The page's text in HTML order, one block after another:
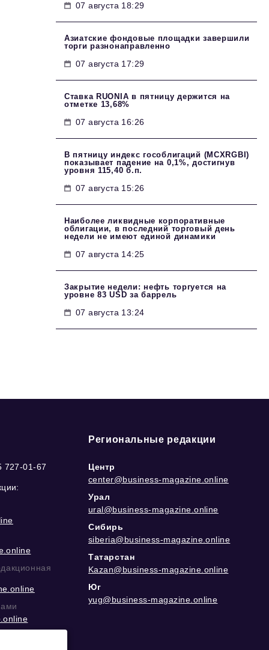
07 августа 18:29
Азиатские фондовые площадки завершили
торги разнонаправленно
07 августа 17:29
Ставка RUONIA в пятницу держится на
отметке 13,68%
07 августа 16:26
В пятницу индекс гособлигаций (MCXRGBI)
показывает падение на 0,1%, достигнув
уровня 115,40 б.п.
07 августа 15:26
Наиболее ликвидные корпоративные
облигации, в последний торговый день
недели не имеют единой динамики
07 августа 14:25
Закрытие недели: нефть торгуется на
уровне 83 USD за баррель
07 августа 13:24
727-01-67
Региональные редакции
Центр
center@business-magazine.online
Урал
ural@business-magazine.online
Сибирь
siberia@business-magazine.online
Татарстан
Kazan@business-magazine.online
Юг
yug@business-magazine.online